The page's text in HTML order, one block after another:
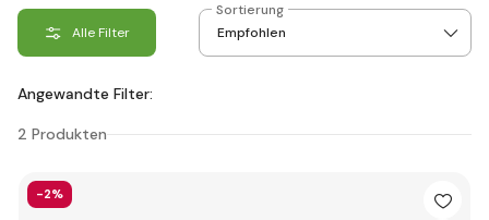
Alle Filter
Sortierung
Angewandte Filter:
2 Produkten
-2%